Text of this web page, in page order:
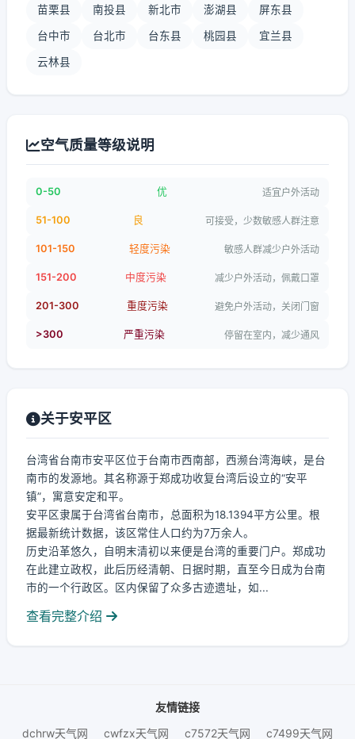
苗栗县 南投县 新北市 澎湖县 屏东县
台中市 台北市 台东县 桃园县 宜兰县
云林县
空气质量等级说明
0-50 优 适宜户外活动
51-100 良 可接受，少数敏感人群注意
101-150 轻度污染 敏感人群减少户外活动
151-200 中度污染 减少户外活动，佩戴口罩
201-300 重度污染 避免户外活动，关闭门窗
>300 严重污染 停留在室内，减少通风
关于安平区
台湾省台南市安平区位于台南市西南部，西濒台湾海峡，是台
南市的发源地。其名称源于郑成功收复台湾后设立的“安平
镇”，寓意安定和平。
安平区隶属于台湾省台南市，总面积为18.1394平方公里。根
据最新统计数据，该区常住人口约为7万余人。
历史沿革悠久，自明末清初以来便是台湾的重要门户。郑成功
在此建立政权，此后历经清朝、日据时期，直至今日成为台南
市的一个行政区。区内保留了众多古迹遗址，如...
查看完整介绍
友情链接
dchrw天气网
cwfzx天气网 c7572天气网 c7499天气网